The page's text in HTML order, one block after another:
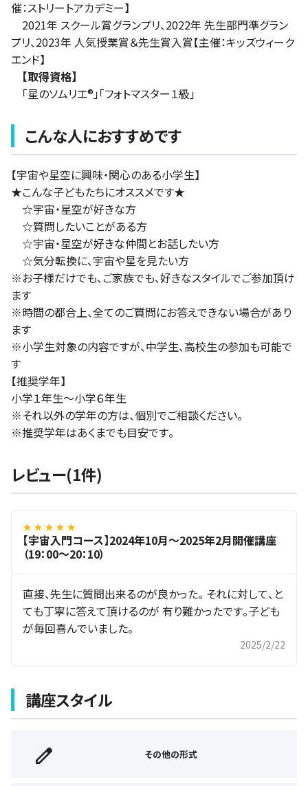
催：ストリートアカデミー】
2021年 スクール賞グランプリ、2022年 先生部門準グラン
プリ、2023年 人気授業賞＆先生賞入賞【主催：キッズウィーク
エンド】
【取得資格】
「星のソムリエ®」「フォトマスター１級」
こんな人におすすめです
【宇宙や星空に興味・関心のある小学生】
★こんな子どもたちにオススメです★
☆宇宙・星空が好きな方
☆質問したいことがある方
☆宇宙・星空が好きな仲間とお話したい方
☆気分転換に、宇宙や星を見たい方
※お子様だけでも、ご家族でも、好きなスタイルでご参加頂け
ます
※時間の都合上、全てのご質問にお答えできない場合があり
ます
※小学生対象の内容ですが、中学生、高校生の参加も可能で
す
【推奨学年】
小学１年生～小学６年生
※それ以外の学年の方は、個別でご相談ください。
※推奨学年はあくまでも目安です。
レビュー(1件)
★ ★ ★ ★ ★
【宇宙入門コース】2024年10月～2025年2月開催講座
（19：00～20：10）
直接、先生に質問出来るのが良かった。 それに対して、と
ても丁寧に答えて頂けるのが 有り難かったです。子ども
が毎回喜んでいました。
2025/2/22
講座スタイル
その他の形式